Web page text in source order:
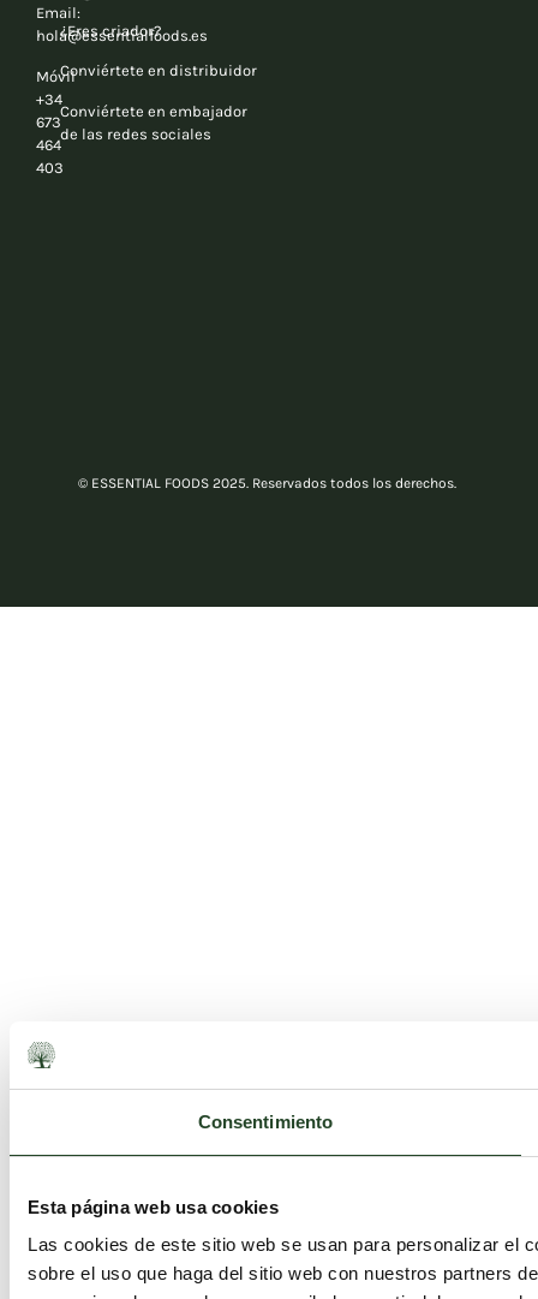
Consentimiento
Esta página web usa cookies
Las cookies de este sitio web se usan para personalizar el
sobre el uso que haga del sitio web con nuestros partners
Email:
hola@essentialfoods.es
Móvil
+34
673
464
403
¿Eres criador?
Conviértete en distribuidor
Conviértete en embajador
de las redes sociales
© ESSENTIAL FOODS 2025. Reservados todos los derechos.